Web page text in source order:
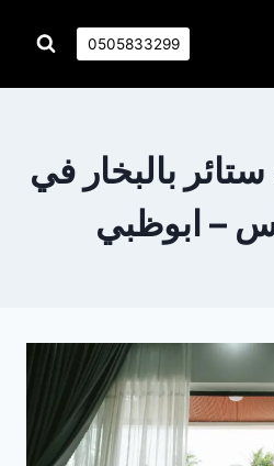
0505833299
بالبخار في
– ابوظبي